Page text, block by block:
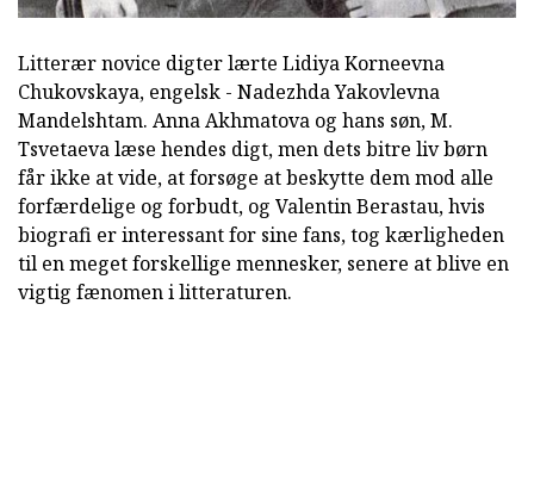
Litterær novice digter lærte Lidiya Korneevna
Chukovskaya, engelsk - Nadezhda Yakovlevna
Mandelshtam. Anna Akhmatova og hans søn, M.
Tsvetaeva læse hendes digt, men dets bitre liv børn
får ikke at vide, at forsøge at beskytte dem mod alle
forfærdelige og forbudt, og Valentin Berastau, hvis
biografi er interessant for sine fans, tog kærligheden
til en meget forskellige mennesker, senere at blive en
vigtig fænomen i litteraturen.